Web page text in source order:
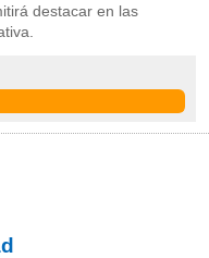
destacar en las